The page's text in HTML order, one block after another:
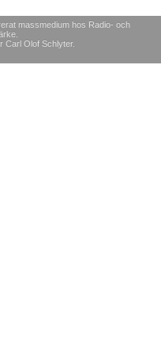
massmedium hos Radio- och
Carl Olof Schlyter.